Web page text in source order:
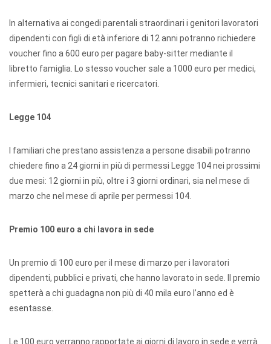
In alternativa ai congedi parentali straordinari i genitori lavoratori
dipendenti con figli di età inferiore di 12 anni potranno richiedere
voucher fino a 600 euro per pagare baby-sitter mediante il
libretto famiglia. Lo stesso voucher sale a 1000 euro per medici,
infermieri, tecnici sanitari e ricercatori.
Legge 104
I familiari che prestano assistenza a persone disabili potranno
chiedere fino a 24 giorni in più di permessi Legge 104 nei prossimi
due mesi: 12 giorni in più, oltre i 3 giorni ordinari, sia nel mese di
marzo che nel mese di aprile per permessi 104.
Premio 100 euro a chi lavora in sede
Un premio di 100 euro per il mese di marzo per i lavoratori
dipendenti, pubblici e privati, che hanno lavorato in sede. Il premio
spetterà a chi guadagna non più di 40 mila euro l’anno ed è
esentasse.
Le 100 euro verranno rapportate ai giorni di lavoro in sede e verrà